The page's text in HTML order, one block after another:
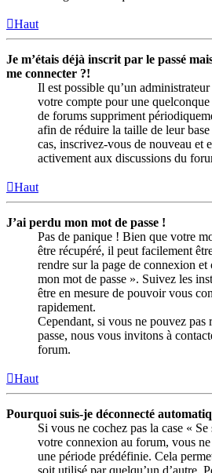
Haut
Je m’étais déjà inscrit par le passé
me connecter ?!
Il est possible qu’un
votre compte pour une
de forums suppriment
afin de réduire la taille de leur
cas, inscrivez-vous de nouveau et
activement aux discussions du
Haut
J’ai perdu mon mot de passe !
Pas de panique ! Bien que votre
être récupéré, il peut facilement
rendre sur la page de connexion et
mon mot de passe ». Suivez les
être en mesure de pouvoir vous
rapidement.
Cependant, si vous ne pouvez
passe, nous vous invitons à
forum.
Haut
Pourquoi suis-je déconnecté
Si vous ne cochez pas la case «
votre connexion au forum, vous
une période prédéfinie. Cela